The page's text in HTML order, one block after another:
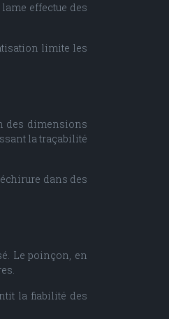
effectue des
limite les
des dimensions
la traçabilité
dans des
Le poinçon, en
la fiabilité des